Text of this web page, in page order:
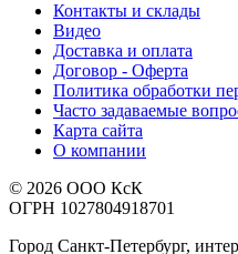
Контакты и склады
Видео
Доставка и оплата
Договор - Оферта
Политика обработки
Часто задаваемые
Карта сайта
О компании
© 2026 ООО КсК
ОГРН 1027804918701
Город Санкт-Петербург,